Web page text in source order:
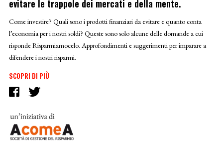
evitare le trappole dei mercati e della mente.
Come investire? Quali sono i prodotti finanziari da evitare e quanto conta
l’economia per i nostri soldi? Queste sono solo alcune delle domande a cui
risponde Risparmiamocelo. Approfondimenti e suggerimenti per imparare a
difendere i nostri risparmi.
SCOPRI DI PIÙ